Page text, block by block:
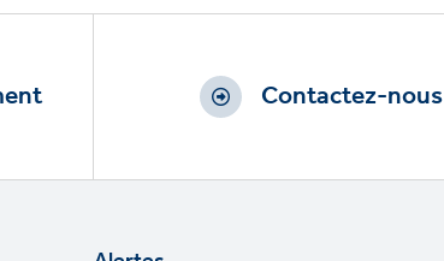
Contactez-nous